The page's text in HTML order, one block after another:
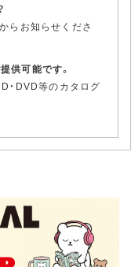
からお知らせくださ
供可能です。
・DVD等のカタログ